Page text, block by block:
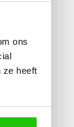
ons
ze heeft